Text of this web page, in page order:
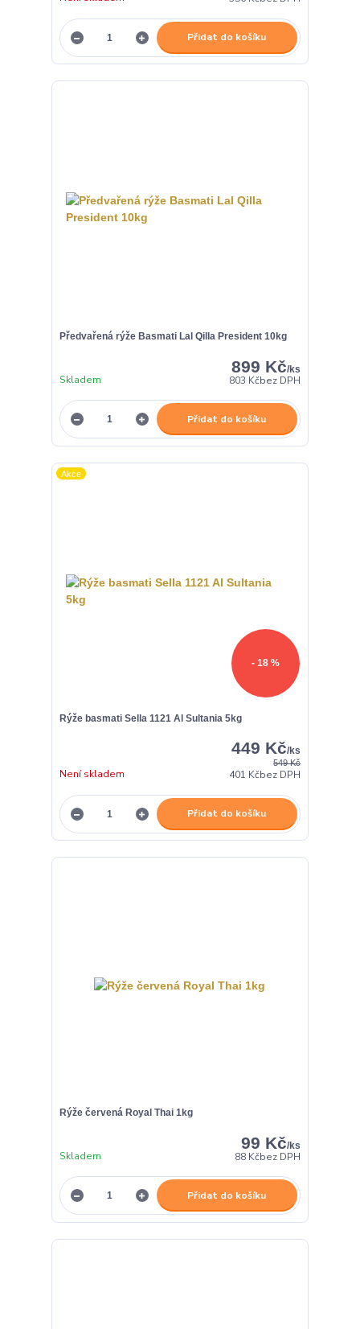
Přidat do košíku
Předvařená rýže Basmati Lal Qilla President 10kg
899 Kč/ks
803 Kčbez DPH
Skladem
Přidat do košíku
Akce
- 18 %
Rýže basmati Sella 1121 Al Sultania 5kg
549 Kč
449 Kč/ks
401 Kčbez DPH
Není skladem
Přidat do košíku
Rýže červená Royal Thai 1kg
99 Kč/ks
88 Kčbez DPH
Skladem
Přidat do košíku